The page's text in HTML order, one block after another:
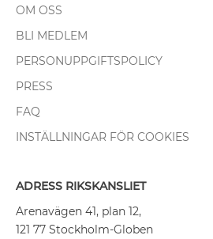
OM OSS
BLI MEDLEM
PERSONUPPGIFTSPOLICY
PRESS
FAQ
INSTÄLLNINGAR FÖR COOKIES
ADRESS RIKSKANSLIET
Arenavägen 41, plan 12,
121 77 Stockholm-Globen